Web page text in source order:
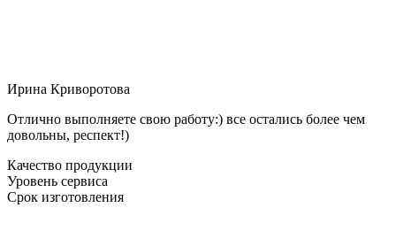
Ирина Криворотова
Отлично выполняете свою работу:) все остались более чем
довольны, респект!)
Качество продукции
Уровень сервиса
Срок изготовления